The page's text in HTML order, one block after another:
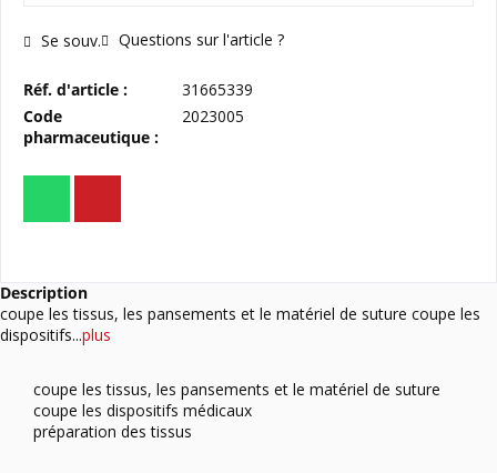
Se souv. Questions sur l'article ?
Réf. d'article :
31665339
Code
pharmaceutique :
2023005
Description
coupe les tissus, les pansements et le matériel de suture coupe les
dispositifs...plus
coupe les tissus, les pansements et le matériel de suture
coupe les dispositifs médicaux
préparation des tissus